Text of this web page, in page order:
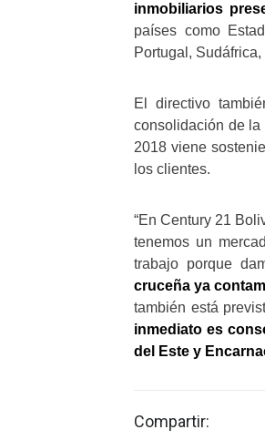
inmobiliarios
países como
Portugal,
El directivo
consolidación de la
2018 viene
los clientes.
“En Century 21
tenemos un
trabajo porque
cruceña ya
también está
inmediato es
del Este y
Compartir: